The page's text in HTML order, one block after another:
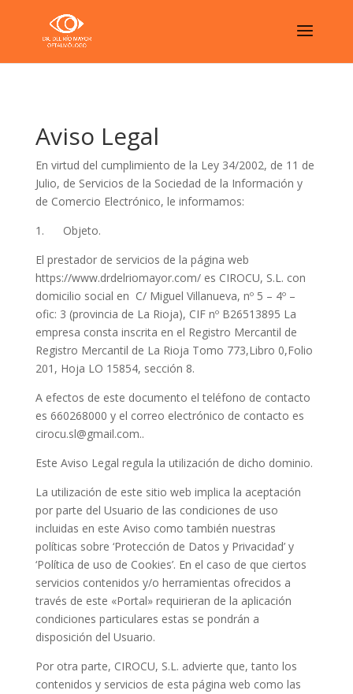
Aviso Legal
En virtud del cumplimiento de la Ley 34/2002, de 11 de
Julio, de Servicios de la Sociedad de la Información y
de Comercio Electrónico, le informamos:
1. Objeto.
El prestador de servicios de la página web
https://www.drdelriomayor.com/ es CIROCU, S.L. con
domicilio social en C/ Miguel Villanueva, nº 5 – 4º –
ofic: 3 (provincia de La Rioja), CIF nº B26513895 La
empresa consta inscrita en el Registro Mercantil de
Registro Mercantil de La Rioja Tomo 773,Libro 0,Folio
201, Hoja LO 15854, sección 8.
A efectos de este documento el teléfono de contacto
es 660268000 y el correo electrónico de contacto es
cirocu.sl@gmail.com..
Este Aviso Legal regula la utilización de dicho dominio.
La utilización de este sitio web implica la aceptación
por parte del Usuario de las condiciones de uso
incluidas en este Aviso como también nuestras
políticas sobre ‘Protección de Datos y Privacidad’ y
‘Política de uso de Cookies’. En el caso de que ciertos
servicios contenidos y/o herramientas ofrecidos a
través de este «Portal» requirieran de la aplicación
condiciones particulares estas se pondrán a
disposición del Usuario.
Por otra parte, CIROCU, S.L. advierte que, tanto los
contenidos y servicios de esta página web como las